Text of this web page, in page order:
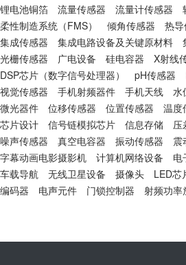
锂电池铜箔
流量传感器 流量计传感器
柔性制造系统（FMS）
倾角传感器 热
集成传感器
集成电路设备及关键原材料
光栅传感器
广电设备 硅电容器 X射线
DSP芯片（数字信号处理器）
pH传感器
视觉传感器
手机射频器件 手机天线 水
微光器件
位移传感器 位置传感器 温度
芯片设计
信号链模拟芯片 信息存储 压
噪声传感器
真空电容器 振动传感器 震
字幕动画电影摄影机
计算机网络设备 电
车载导航
无线卫星设备 摄像头 LED芯
编码器
电声元件 门锁控制器 射频功率